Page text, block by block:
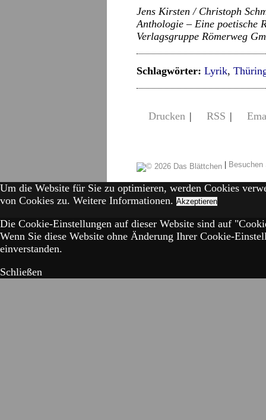
Jens Kirsten / Christoph
Anthologie – Eine poetische
Verlagsgruppe Römerweg
Schlagwörter: Lyrik,
Drucken | RSS |
|
Um die Website für Sie zu optimieren, werden Cookies
von Cookies zu. Weitere Informationen. Akzeptieren
Die Cookie-Einstellungen auf dieser Website sind auf
Wenn Sie diese Website ohne Änderung Ihrer Cookie-
einverstanden.
Schließen